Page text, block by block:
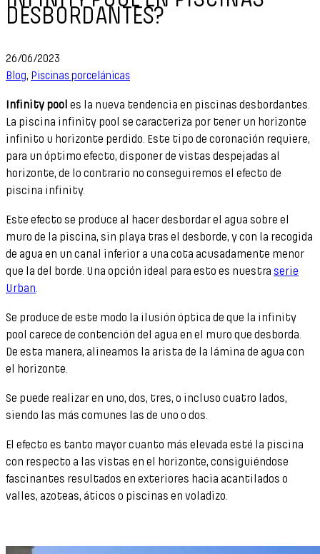
DESBORDANTES?
26/06/2023
Blog, Piscinas porcelánicas
Infinity pool es la nueva tendencia en piscinas desbordantes.
La piscina infinity pool se caracteriza por tener un horizonte
infinito u horizonte perdido. Este tipo de coronación requiere,
para un óptimo efecto, disponer de vistas despejadas al
horizonte, de lo contrario no conseguiremos el efecto de
piscina infinity.
Este efecto se produce al hacer desbordar el agua sobre el
muro de la piscina, sin playa tras el desborde, y con la recogida
de agua en un canal inferior a una cota acusadamente menor
que la del borde. Una opción ideal para esto es nuestra serie
Urban
Se produce de este modo la ilusión óptica de que la infinity
pool carece de contención del agua en el muro que desborda.
De esta manera, alineamos la arista de la lámina de agua con
el horizonte.
Se puede realizar en uno, dos, tres, o incluso cuatro lados,
siendo las más comunes las de uno o dos.
El efecto es tanto mayor cuanto más elevada esté la piscina
con respecto a las vistas en el horizonte, consiguiéndose
fascinantes resultados en exteriores hacia acantilados o
valles, azoteas, áticos o piscinas en voladizo.